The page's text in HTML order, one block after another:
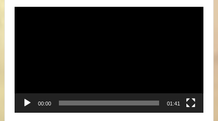
00:00 01:41